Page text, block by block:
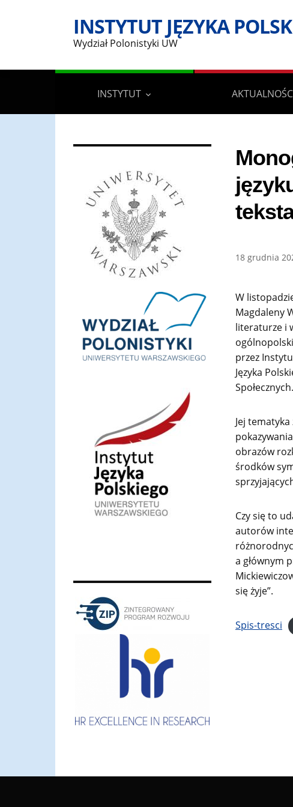
INSTYTUT JĘZYKA
Wydział Polonistyki UW
INSTYTUT
18 grudnia
W
Magdaleny
literaturze i
przez
Języka
Społecznych.
Jej
obrazów
środków
Czy się to
autorów
a głównym
się żyje”.
Spis-tresci